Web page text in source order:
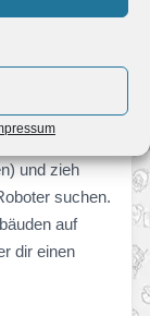
und zieh
suchen.
auf
dir einen